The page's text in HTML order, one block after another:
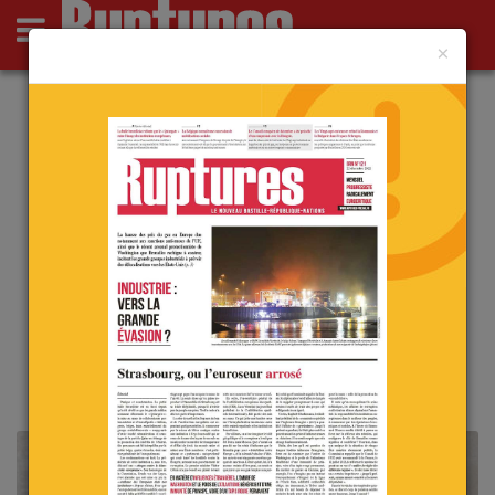
Actus Opinions
Point de Ruptures
Culture
Deutsch
Deutsch
Pour Macron, il n’y avait pas dix
solutions
le 11 juin 2024
×